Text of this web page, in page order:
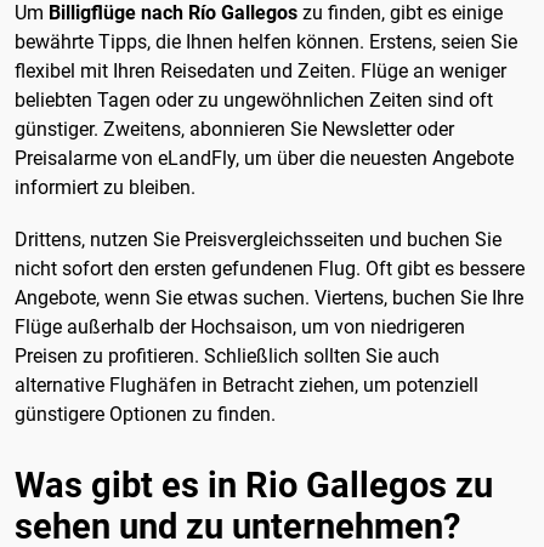
Um Billigflüge nach Río Gallegos zu finden, gibt es einige
bewährte Tipps, die Ihnen helfen können. Erstens, seien Sie
flexibel mit Ihren Reisedaten und Zeiten. Flüge an weniger
beliebten Tagen oder zu ungewöhnlichen Zeiten sind oft
günstiger. Zweitens, abonnieren Sie Newsletter oder
Preisalarme von eLandFly, um über die neuesten Angebote
informiert zu bleiben.
Drittens, nutzen Sie Preisvergleichsseiten und buchen Sie
nicht sofort den ersten gefundenen Flug. Oft gibt es bessere
Angebote, wenn Sie etwas suchen. Viertens, buchen Sie Ihre
Flüge außerhalb der Hochsaison, um von niedrigeren
Preisen zu profitieren. Schließlich sollten Sie auch
alternative Flughäfen in Betracht ziehen, um potenziell
günstigere Optionen zu finden.
Was gibt es in Rio Gallegos zu
sehen und zu unternehmen?